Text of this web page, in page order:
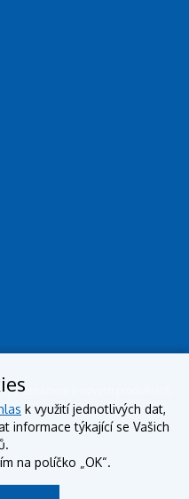
oznámení o nových produktech.
k využití jednotlivých dat,
informace týkající se Vašich
na políčko „OK“.